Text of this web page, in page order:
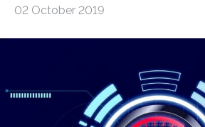
02 October 2019